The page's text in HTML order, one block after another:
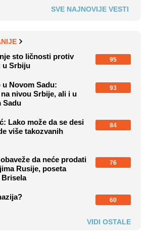
SVE NAJNOVIJE VESTI
sto ličnosti protiv
u Srbiju
95
Novom Sadu:
nivou Srbije, ali i u
Sadu
93
Lako može da se desi
više takozvanih
84
da neće prodati
Rusije, poseta
76
60
VIDI OSTALE